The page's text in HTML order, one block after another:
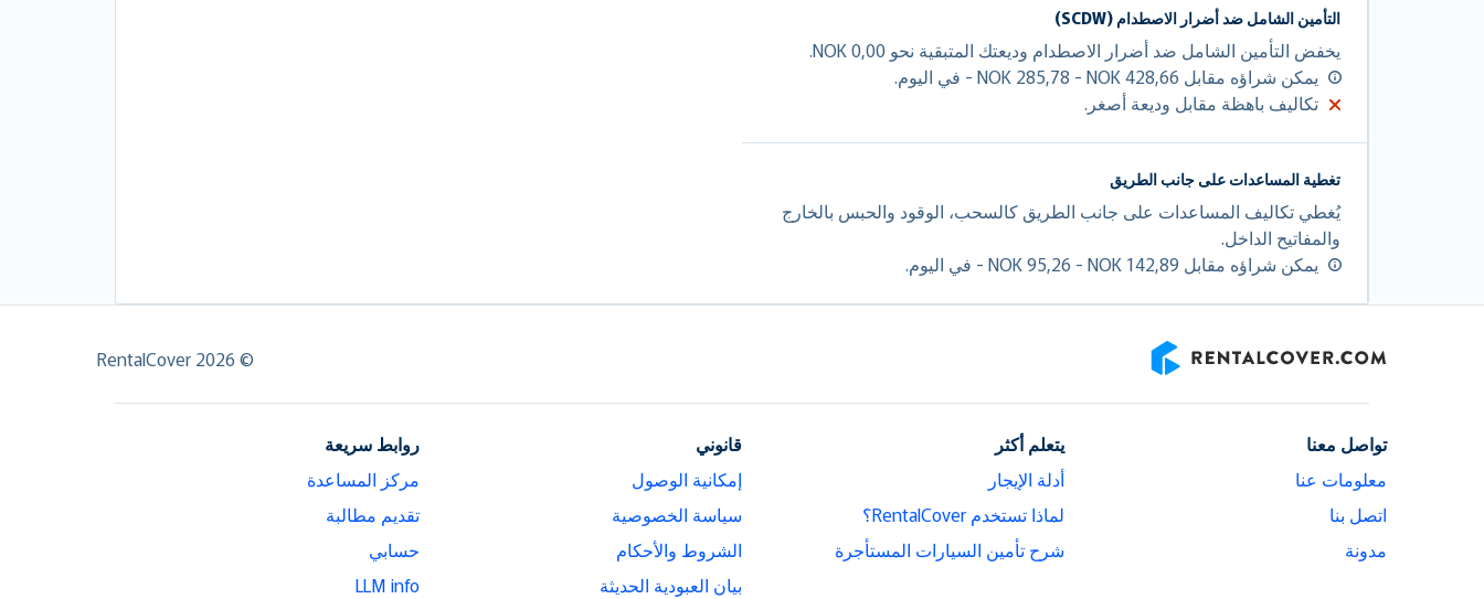
التأمين الشامل ضد أضرار الاصطدام (SCDW)
يخفض التأمين الشامل ضد أضرار الاصطدام وديعتك المتبقية نحو NOK 0,00.
يمكن شراؤه مقابل NOK 285,78 - NOK 428,66 - في اليوم.
تكاليف باهظة مقابل وديعة أصغر.
تغطية المساعدات على جانب الطريق
يُغطي تكاليف المساعدات على جانب الطريق كالسحب، الوقود والحبس بالخارج
والمفاتيح الداخل.
يمكن شراؤه مقابل NOK 95,26 - NOK 142,89 - في اليوم.
© RentalCover 2026
تواصل معنا
معلومات عنا
اتصل بنا
مدونة
يتعلم أكثر
أدلة الإيجار
لماذا تستخدم RentalCover؟
شرح تأمين السيارات المستأجرة
قانوني
إمكانية الوصول
سياسة الخصوصية
الشروط والأحكام
بيان العبودية الحديثة
روابط سريعة
مركز المساعدة
تقديم مطالبة
حسابي
LLM info